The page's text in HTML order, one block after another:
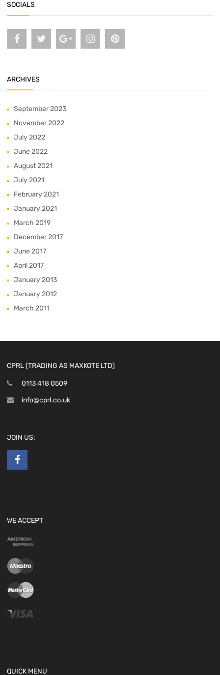
SOCIALS
ARCHIVES
September 2023
November 2022
July 2022
June 2022
August 2021
July 2021
February 2021
January 2021
March 2019
December 2017
June 2017
April 2017
January 2013
January 2012
March 2011
CPRL (TRADING AS MAXKOTE LTD)
0113 418 0509
info@cprl.co.uk
JOIN US:
WE ACCEPT
QUICK MENU